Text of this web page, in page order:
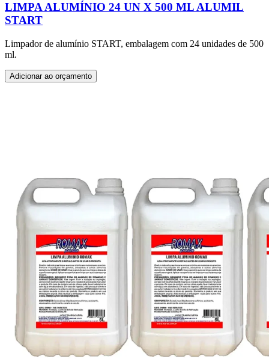
LIMPA ALUMÍNIO 24 UN X 500 ML ALUMIL
START
Limpador de alumínio START, embalagem com 24 unidades de 500
ml.
Adicionar ao orçamento